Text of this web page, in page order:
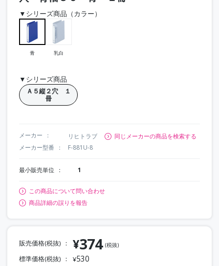
▼シリーズ商品（カラー）
青 乳白
▼シリーズ商品
Ａ５縦２穴 １
冊
メーカー リヒトラブ
同じメーカーの商品を検索する
メーカー型番
F-881U-8
最小販売単位 1
この商品について問い合わせ
商品詳細の誤りを報告
販売価格(税抜) ¥374 (税抜)
標準価格(税抜) ¥530